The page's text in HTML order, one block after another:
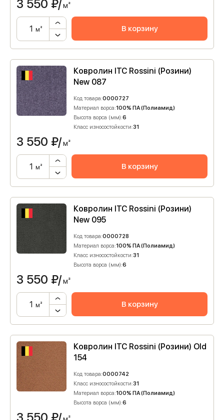
3 550 ₽/м²
м² В корзину
Ковролин ITC Rossini (Розини)
New 087
Код товара:0000727
Материал ворса:100% ПА (Полиамид)
Высота ворса (мм):6
Класс износостойкости:31
3 550 ₽/м²
м² В корзину
Ковролин ITC Rossini (Розини)
New 095
Код товара:0000728
Материал ворса:100% ПА (Полиамид)
Класс износостойкости:31
Высота ворса (мм):6
3 550 ₽/м²
м² В корзину
Ковролин ITC Rossini (Розини) Old
154
Код товара:0000742
Класс износостойкости:31
Материал ворса:100% ПА (Полиамид)
Высота ворса (мм):6